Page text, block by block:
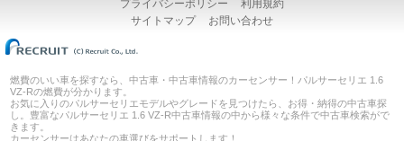
プライバシーポリシー
利用規約
サイトマップ
お問い合わせ
燃費のいい車を探すなら、中古車・中古車情報のカーセンサー！パルサーセリエ 1.6
VZ-Rの燃費が分かります。
お気に入りのパルサーセリエモデルやグレードを見つけたら、お得・納得の中古車探
し。豊富なパルサーセリエ 1.6 VZ-R中古車情報の中から様々な条件で中古車検索がで
きます。
カーセンサーはあなたの車選びをサポートします！